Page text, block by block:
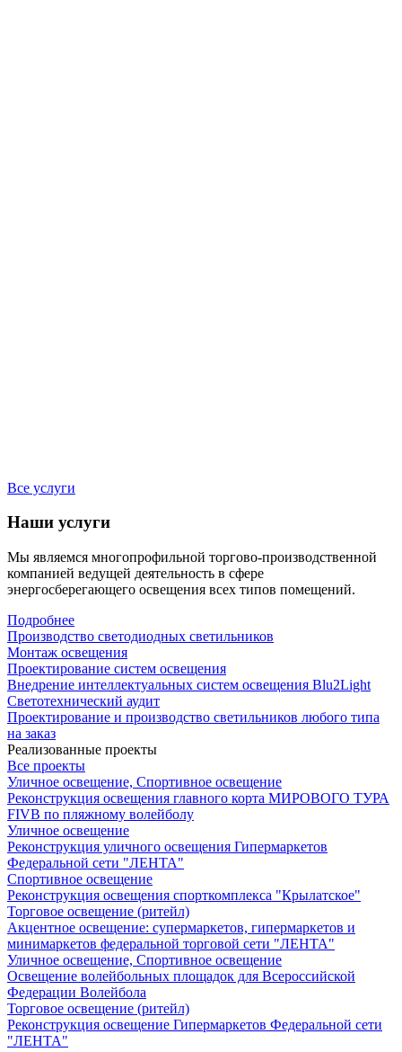
Все услуги
Наши услуги
Мы являемся многопрофильной торгово-производственной
компанией ведущей деятельность в сфере
энергосберегающего освещения всех типов помещений.
Подробнее
Производство светодиодных светильников
Монтаж освещения
Проектирование систем освещения
Внедрение интеллектуальных систем освещения Blu2Light
Светотехнический аудит
Проектирование и производство светильников любого типа
на заказ
Реализованные проекты
Все проекты
Уличное освещение, Спортивное освещение
Реконструкция освещения главного корта МИРОВОГО ТУРА
FIVB по пляжному волейболу
Уличное освещение
Реконструкция уличного освещения Гипермаркетов
Федеральной сети "ЛЕНТА"
Спортивное освещение
Реконструкция освещения спорткомплекса "Крылатское"
Торговое освещение (ритейл)
Акцентное освещение: супермаркетов, гипермаркетов и
минимаркетов федеральной торговой сети "ЛЕНТА"
Уличное освещение, Спортивное освещение
Освещение волейбольных площадок для Всероссийской
Федерации Волейбола
Торговое освещение (ритейл)
Реконструкция освещение Гипермаркетов Федеральной сети
"ЛЕНТА"